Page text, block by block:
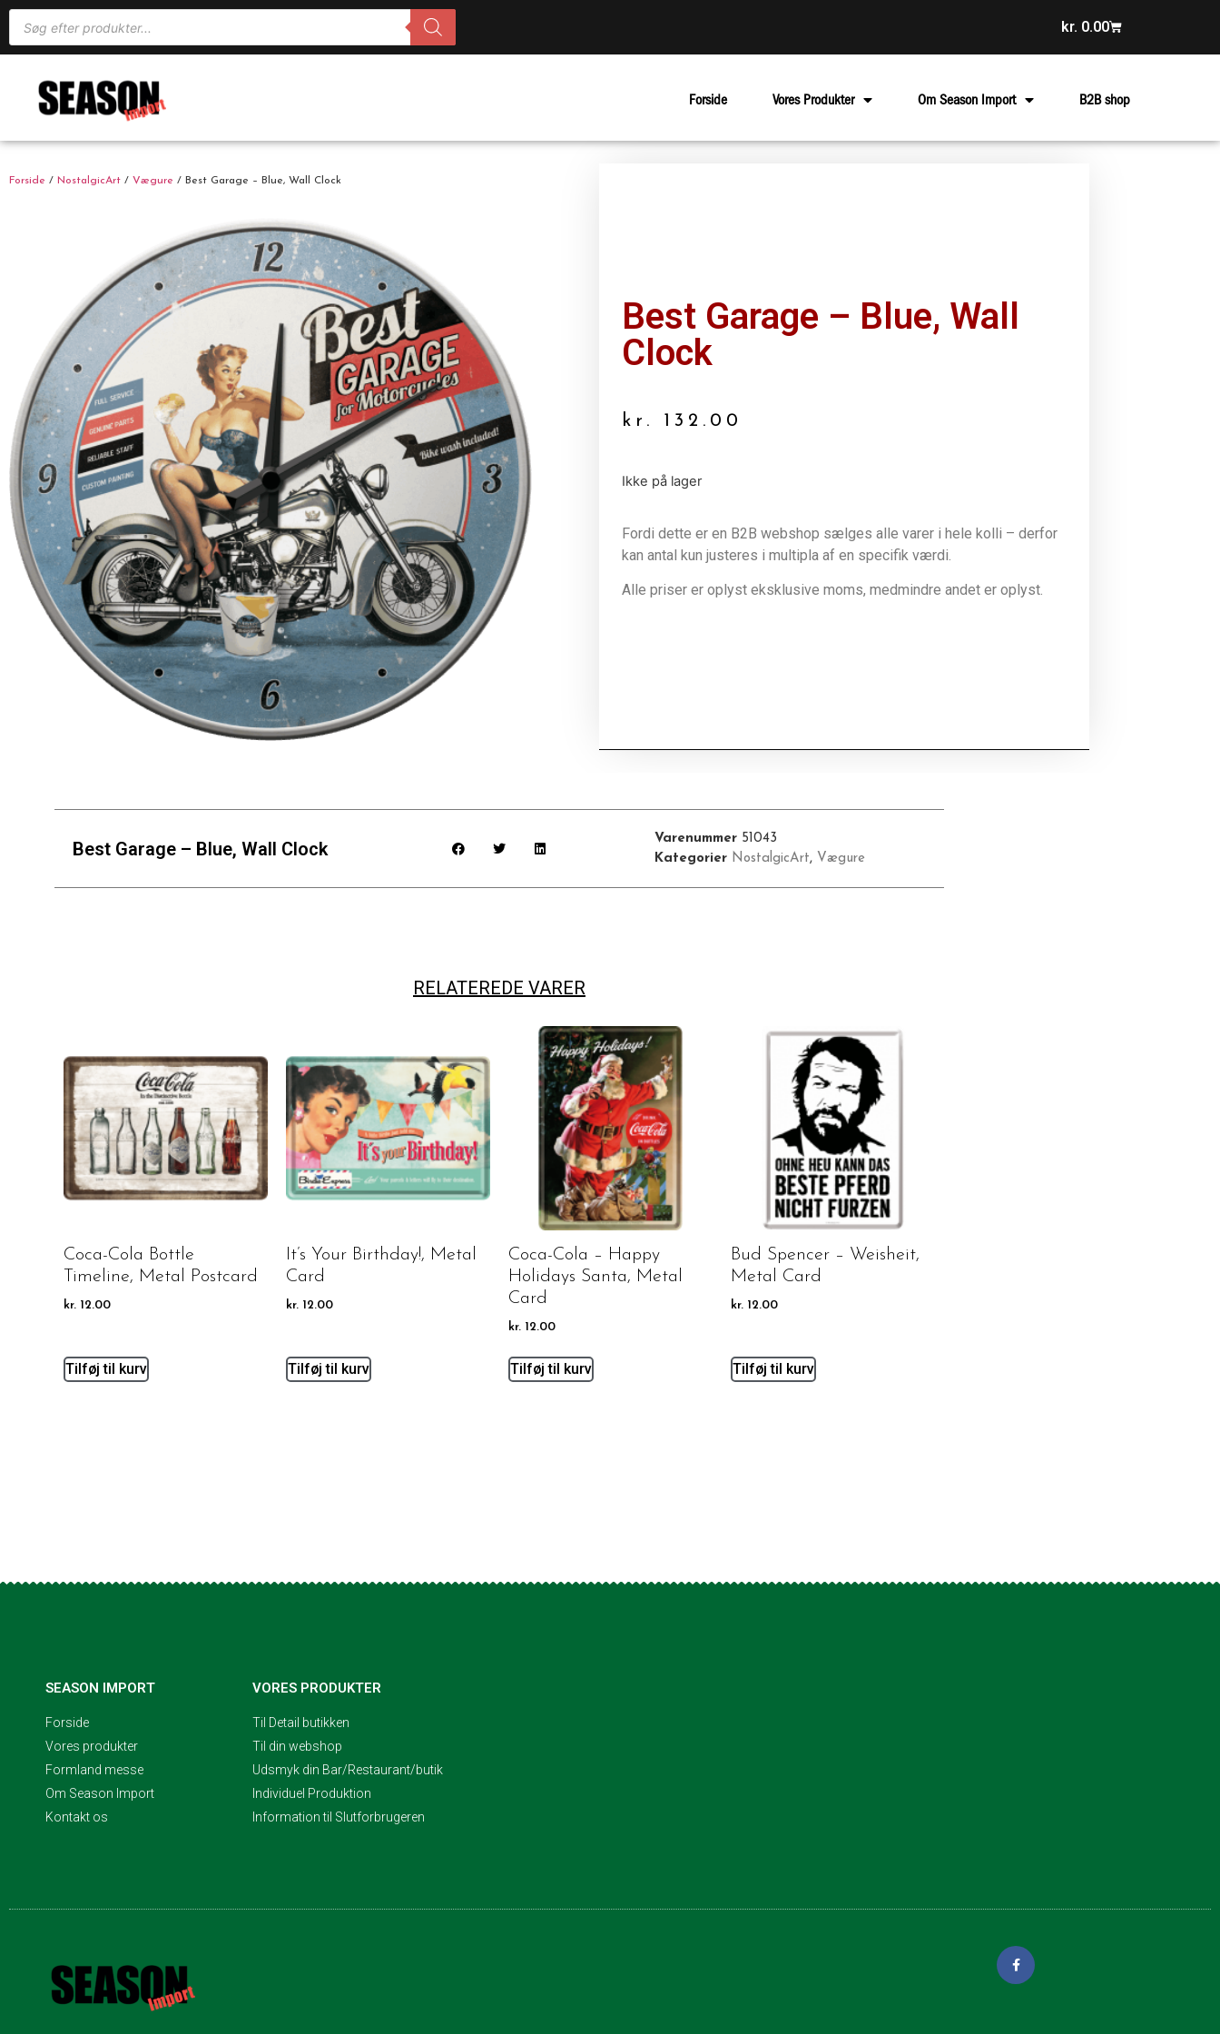
kr. 0.00
Forside Vores Produkter Om Season Import B2B shop
Forside / NostalgicArt / Vægure / Best Garage – Blue, Wall Clock
Best Garage – Blue, Wall
Clock
kr. 132.00
Ikke på lager
Fordi dette er en B2B webshop sælges alle varer i hele kolli – derfor
kan antal kun justeres i multipla af en specifik værdi.
Alle priser er oplyst eksklusive moms, medmindre andet er oplyst.
Best Garage – Blue, Wall Clock Varenummer 51043
Kategorier NostalgicArt, Vægure
RELATEREDE VARER
Coca-Cola Bottle
Timeline, Metal Postcard
kr. 12.00
Tilføj til kurv
It’s Your Birthday!, Metal
Card
kr. 12.00
Tilføj til kurv
Coca-Cola – Happy
Holidays Santa, Metal
Card
kr. 12.00
Tilføj til kurv
Bud Spencer – Weisheit,
Metal Card
kr. 12.00
Tilføj til kurv
SEASON IMPORT
Forside
Vores produkter
Formland messe
Om Season Import
Kontakt os
VORES PRODUKTER
Til Detail butikken
Til din webshop
Udsmyk din Bar/Restaurant/butik
Individuel Produktion
Information til Slutforbrugeren